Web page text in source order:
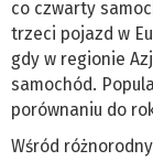
co czwarty
trzeci pojazd w
gdy w regionie
samochód.
porównaniu do
Wśród